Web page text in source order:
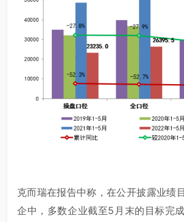
克而瑞在报告中称，在公开披露业绩
企中，多数企业截至5月末的目标完